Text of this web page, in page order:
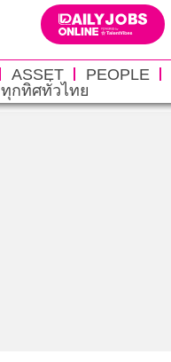
ASSET PEOPLE
ทุกทิศทั่วไทย